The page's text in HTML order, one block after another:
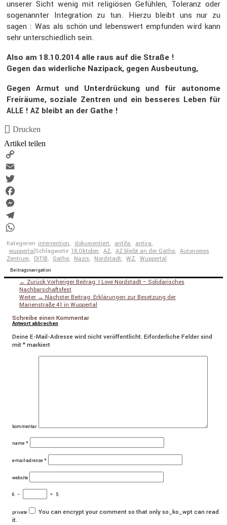
unserer Sicht wenig mit religiösen Gefühlen, Toleranz oder
sogenannter Integra­tion zu tun. Hierzu bleibt uns nur zu
sagen : Was als schön und lebens­wert empfunden wird kann
sehr unter­schied­lich sein.
Also am 18.10.2014 alle raus auf die Straße !
Gegen das wider­liche Nazipack, gegen Ausbeu­tung,
Gegen Armut und Unter­drü­ckung und für autonome
Freiräume, soziale Zentren und ein besseres Leben für
ALLE ! AZ bleibt an der Gathe !
Drucken
Artikel teilen
Copy
Link
Email
Twitter
Facebook
Messenger
Telegram
WhatsApp
Kategorien intervention, dokumentiert, antifa, antira,
wuppertalSchlagworte 18.Oktober, AZ, AZ bleibt an der Gathe, Autonomes
Zentrum, DITIB, Gathe, Nazis, Nordstadt, WZ, Wuppertal
Beitragsnavigation
← Zurück Vorheriger Beitrag: I Love Nordstadt – Solidarisches
Nachbarschaftsfest
Weiter → Nächster Beitrag: Erklärungen zur Besetzung der
Marienstraße 41 in Wuppertal
Schreibe einen Kommentar
Antwort abbrechen
Deine E-Mail-Adresse wird nicht veröffentlicht. Erforderliche Felder sind
mit*markiert
kommentar
name *
e-mail-adresse *
website
6 − = 5
private
You can encrypt your comment so that only so_ko_wpt can read
it.